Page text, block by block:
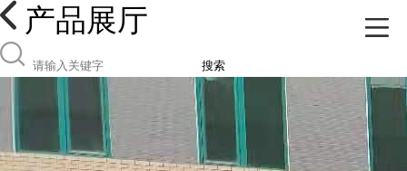
产品展厅
搜索